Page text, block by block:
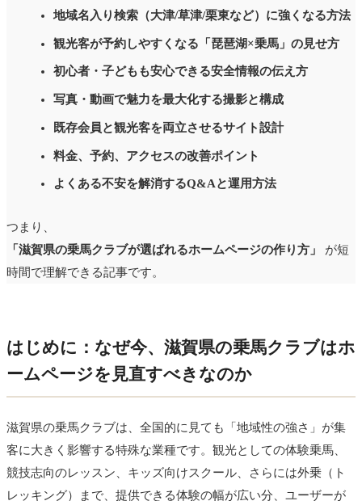
地域名入り検索（大津/草津/栗東など）に強くなる方法
観光客が予約しやすくなる「琵琶湖×乗馬」の見せ方
初心者・子どもも安心できる安全情報の伝え方
写真・動画で魅力を最大化する撮影と構成
既存会員と観光客を両立させるサイト設計
料金、予約、アクセスの改善ポイント
よくある不安を解消するQ&Aと運用方法
つまり、
「滋賀県の乗馬クラブが選ばれるホームページの作り方」
が短
時間で理解できる記事です。
はじめに：なぜ今、滋賀県の乗馬クラブはホ
ームページを見直すべきなのか
滋賀県の乗馬クラブは、全国的に見ても「地域性の強さ」が集
客に大きく影響する特殊な業種です。観光としての体験乗馬、
競技志向のレッスン、キッズ向けスクール、さらには外乗（ト
レッキング）まで、提供できる体験の幅が広い分、ユーザーが